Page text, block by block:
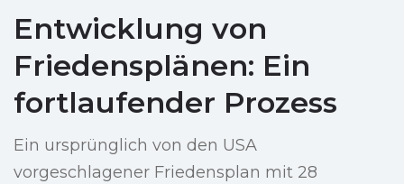
Entwicklung von
Friedensplänen: Ein
fortlaufender Prozess
Ein ursprünglich von den USA
vorgeschlagener Friedensplan mit 28